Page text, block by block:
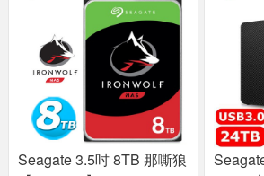
Seagate 3.5吋 8TB 那嘶狼